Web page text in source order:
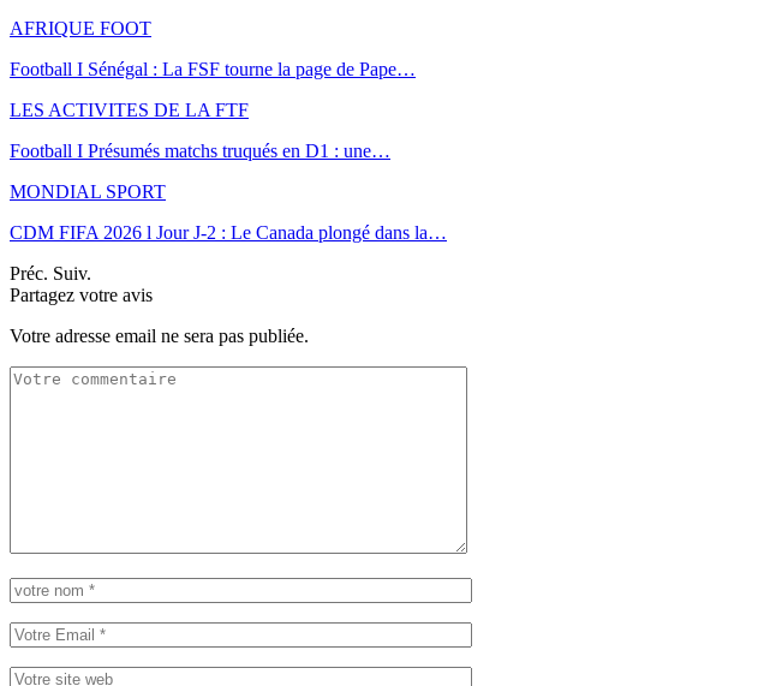
AFRIQUE FOOT
Football I Sénégal : La FSF tourne la page de Pape…
LES ACTIVITES DE LA FTF
Football I Présumés matchs truqués en D1 : une…
MONDIAL SPORT
CDM FIFA 2026 l Jour J-2 : Le Canada plongé dans la…
Préc. Suiv.
Partagez votre avis
Votre adresse email ne sera pas publiée.